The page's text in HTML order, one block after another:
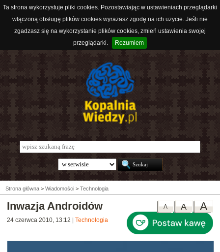
Ta strona wykorzystuje pliki cookies. Pozostawiając w ustawieniach przeglądarki
włączoną obsługę plików cookies wyrażasz zgodę na ich użycie. Jeśli nie
zgadzasz się na wykorzystanie plików cookies, zmień ustawienia swojej
przeglądarki.
Rozumiem
Strona główna > Wiadomości > Technologia
A
A
A
Inwazja Androidów
24 czerwca 2010, 13:12 Technologia